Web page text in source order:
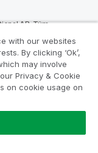
AB. Tüm
katılın
QlikView
with our websites
By clicking ‘Ok’,
may involve
Privacy & Cookie
on cookie usage on